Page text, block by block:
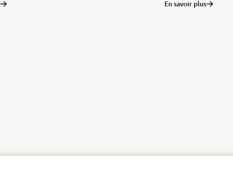
En savoir plus